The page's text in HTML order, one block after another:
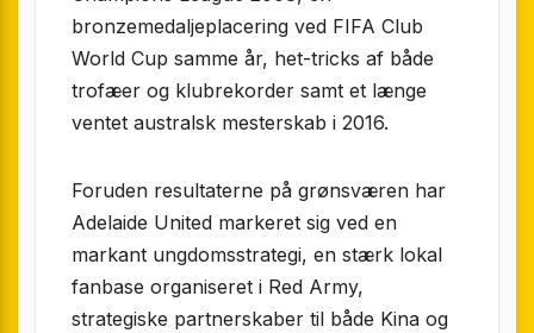
bronzemedaljeplacering ved FIFA Club
World Cup samme år, het-tricks af både
trofæer og klubrekorder samt et længe
ventet australsk mesterskab i 2016.
Foruden resultaterne på grønsværen har
Adelaide United markeret sig ved en
markant ungdomsstrategi, en stærk lokal
fanbase organiseret i Red Army,
strategiske partnerskaber til både Kina og